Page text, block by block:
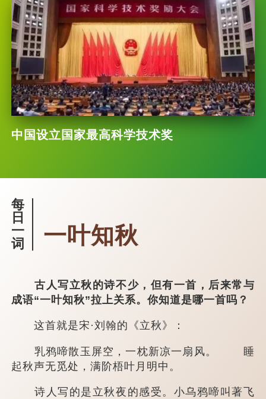
中国设立国家最高科学技术奖
每
日
一
词
一叶知秋
古人写立秋的诗不少，但有一首，后来常与
成语“一叶知秋”拉上关系。你知道是哪一首吗？
这首就是宋·刘翰的《立秋》：
乳鸦啼散玉屏空，一枕新凉一扇风。 睡
起秋声无觅处，满阶梧叶月明中。
诗人写的是立秋夜的感受。小乌鸦啼叫著飞